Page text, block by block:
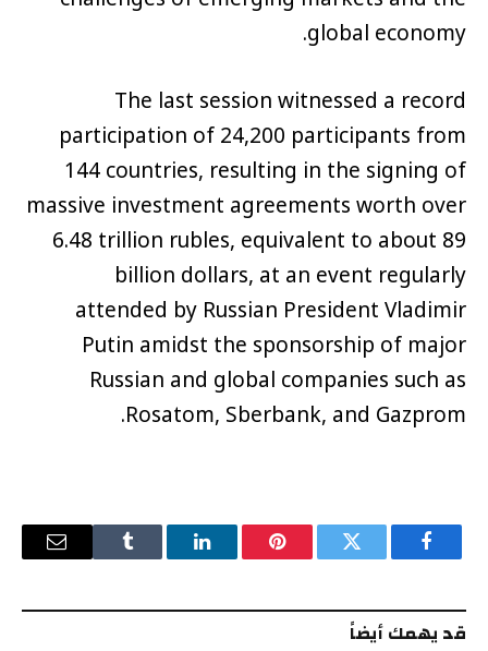
global economy.
The last session witnessed a record
participation of 24,200 participants from
144 countries, resulting in the signing of
massive investment agreements worth over
6.48 trillion rubles, equivalent to about 89
billion dollars, at an event regularly
attended by Russian President Vladimir
Putin amidst the sponsorship of major
Russian and global companies such as
Rosatom, Sberbank, and Gazprom.
فيسبوك تويتر بينتيريستلينكدإن Tumblr
البريد
قد يهمك أيضاً